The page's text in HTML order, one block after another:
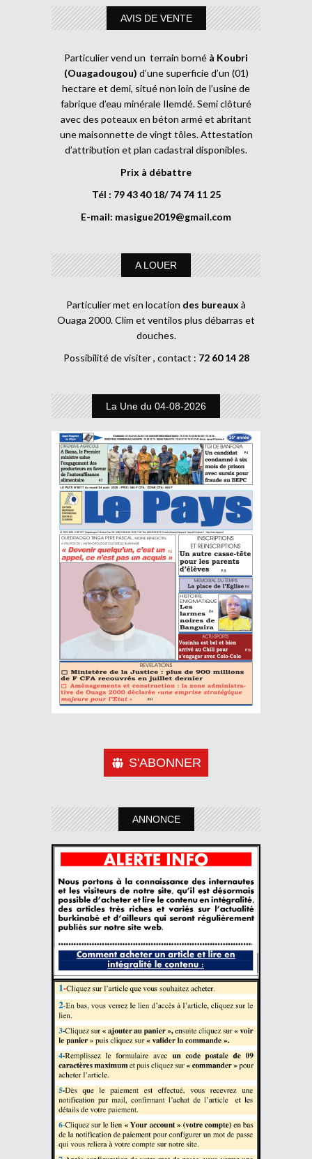
AVIS DE VENTE
Particulier vend un terrain borné à Koubri
(Ouagadougou) d’une superficie d’un (01)
hectare et demi, situé non loin de l’usine de
fabrique d’eau minérale Ilemdé. Semi clôturé
avec des poteaux en béton armé et abritant
une maisonnette de vingt tôles. Attestation
d’attribution et plan cadastral disponibles.
Prix à débattre
Tél : 79 43 40 18/ 74 74 11 25
E-mail: masigue2019@gmail.com
A LOUER
Particulier met en location des bureaux à
Ouaga 2000. Clim et ventilos plus débarras et
douches.
Possibilité de visiter , contact : 72 60 14 28
La Une du 04-08-2026
S'ABONNER
ANNONCE